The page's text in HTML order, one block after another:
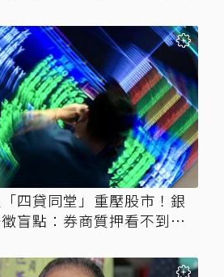
四貸同堂」重壓股市！銀
盲點：券商質押看不到、